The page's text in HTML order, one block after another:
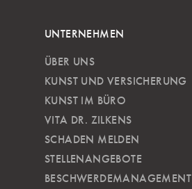
UNTERNEHMEN
ÜBER UNS
KUNST UND VERSICHERUNG
KUNST IM BÜRO
VITA DR. ZILKENS
SCHADEN MELDEN
STELLENANGEBOTE
BESCHWERDEMANAGEMENT